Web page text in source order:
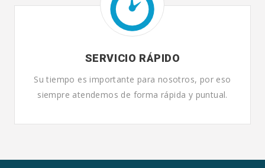
SERVICIO RÁPIDO
Su tiempo es importante para nosotros, por eso
siempre atendemos de forma rápida y puntual.